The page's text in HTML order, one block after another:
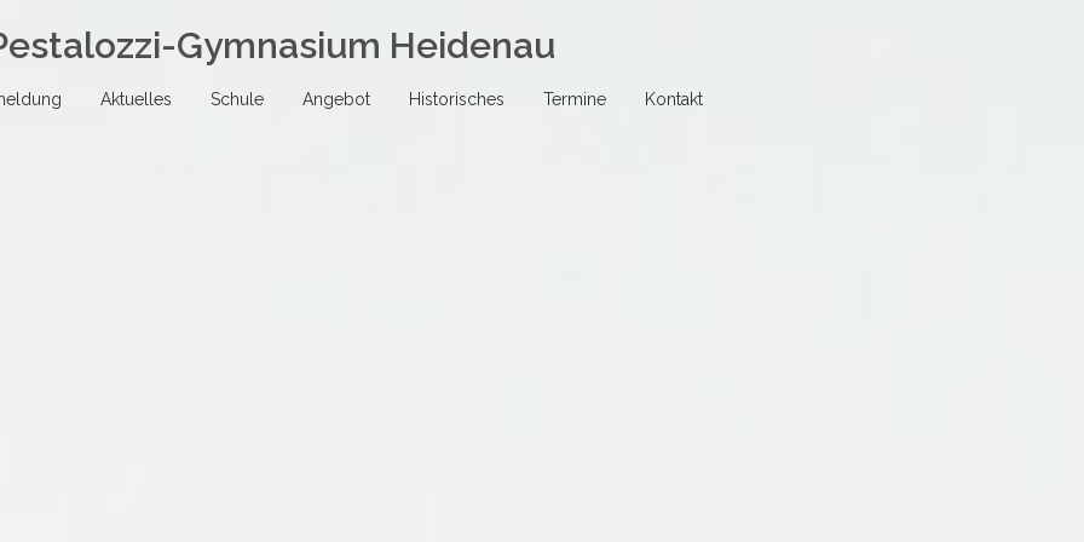
Gymnasium Heidenau
Aktuelles Schule Angebot Historisches Termine Kontakt